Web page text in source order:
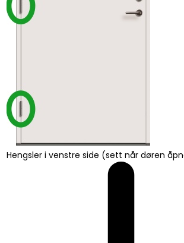
Hengsler i venstre side (sett når døren